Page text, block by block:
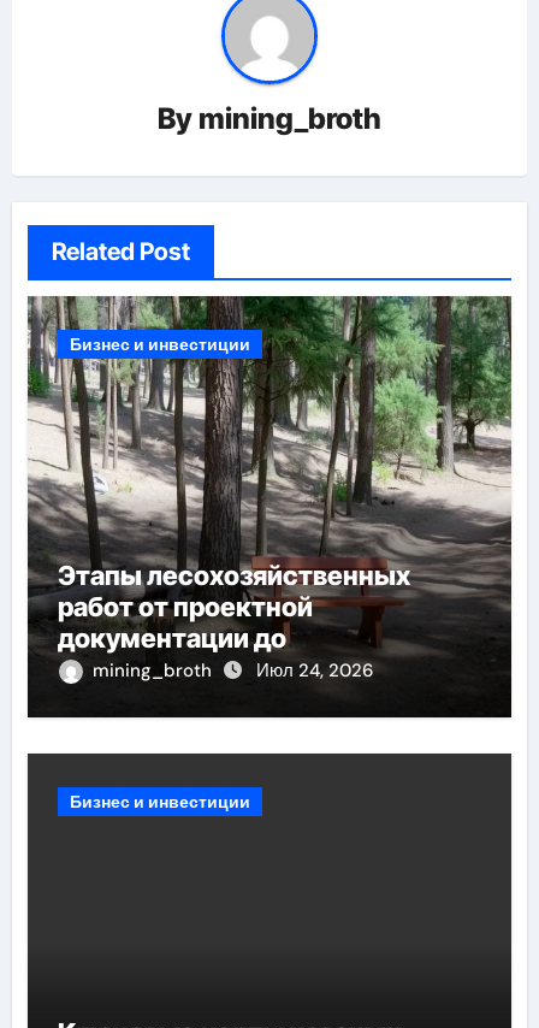
By mining_broth
Related Post
Бизнес и инвестиции
Этапы лесохозяйственных
работ от проектной
документации до
противопожарных мероприятий
и обустройства мест отдыха
mining_broth Июл 24, 2026
Бизнес и инвестиции